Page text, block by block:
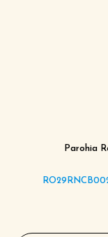
Parohia